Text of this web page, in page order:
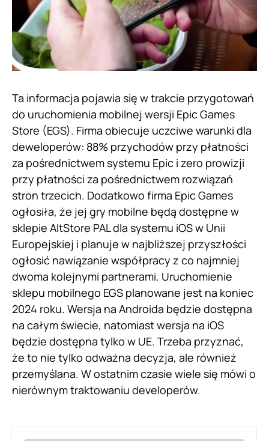
Ta informacja pojawia się w trakcie przygotowań
do uruchomienia mobilnej wersji Epic Games
Store (EGS). Firma obiecuje uczciwe warunki dla
deweloperów: 88% przychodów przy płatności
za pośrednictwem systemu Epic i zero prowizji
przy płatności za pośrednictwem rozwiązań
stron trzecich. Dodatkowo firma Epic Games
ogłosiła, że ​​jej gry mobilne będą dostępne w
sklepie AltStore PAL dla systemu iOS w Unii
Europejskiej i planuje w najbliższej przyszłości
ogłosić nawiązanie współpracy z co najmniej
dwoma kolejnymi partnerami. Uruchomienie
sklepu mobilnego EGS planowane jest na koniec
2024 roku. Wersja na Androida będzie dostępna
na całym świecie, natomiast wersja na iOS
będzie dostępna tylko w UE. Trzeba przyznać,
że to nie tylko odważna decyzja, ale również
przemyślana. W ostatnim czasie wiele się mówi o
nierównym traktowaniu developerów.